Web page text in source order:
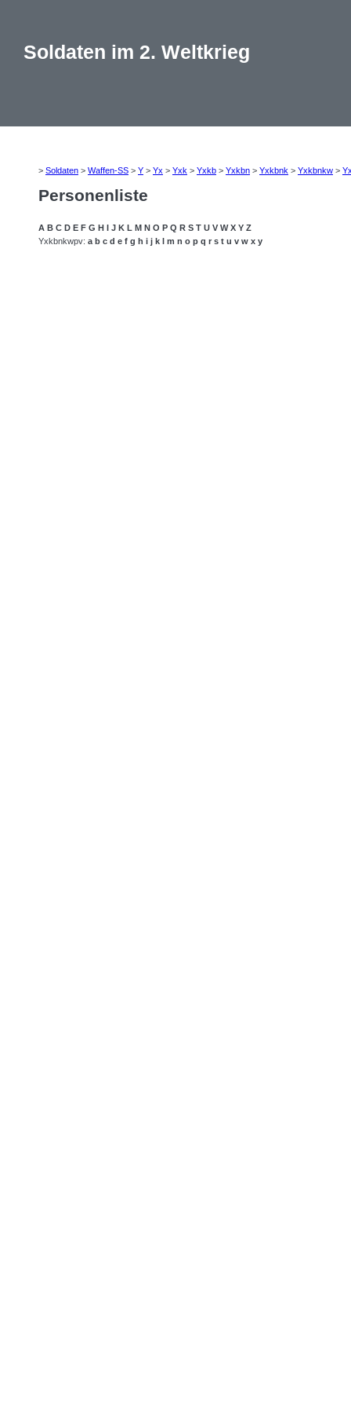
Soldaten im 2. Weltkrieg
> Soldaten > Waffen-SS > Y > Yx > Yxk > Yxkb > Yxkbn > Yxkbnk > Yxkbnkw >
Personenliste
A B C D E F G H I J K L M N O P Q R S T U V W X Y Z
Yxkbnkwpv: a b c d e f g h i j k l m n o p q r s t u v w x y